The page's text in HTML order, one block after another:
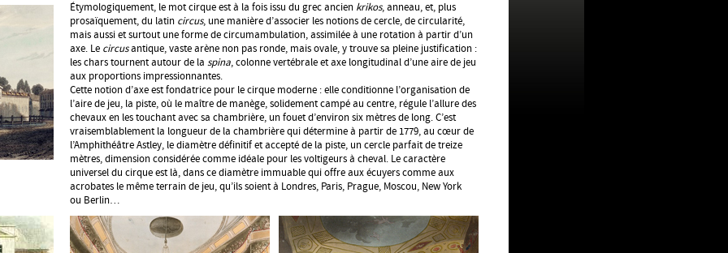
Étymologiquement, le mot cirque est à la fois issu du grec ancien krikos, anneau, et, plus
prosaïquement, du latin circus, une manière d’associer les notions de cercle, de circularité,
mais aussi et surtout une forme de circumambulation, assimilée à une rotation à partir d’un
axe. Le circusantique, vaste arène non pas ronde, mais ovale, y trouve sa pleine justification :
les chars tournent autour de la spina, colonne vertébrale et axe longitudinal d’une aire de jeu
aux proportions impressionnantes.
Cette notion d’axe est fondatrice pour le cirque moderne : elle conditionne l’organisation de
l’aire de jeu, la piste, où le maître de manège, solidement campé au centre, régule l’allure des
chevaux en les touchant avec sa chambrière, un fouet d’environ six mètres de long. C’est
vraisemblablement la longueur de la chambrière qui détermine à partir de 1779, au cœur de
l’Amphithéâtre Astley, le diamètre définitif et accepté de la piste, un cercle parfait de treize
mètres, dimension considérée comme idéale pour les voltigeurs à cheval. Le caractère
universel du cirque est là, dans ce diamètre immuable qui offre aux écuyers comme aux
acrobates le même terrain de jeu, qu’ils soient à Londres, Paris, Prague, Moscou, New York
ou Berlin…